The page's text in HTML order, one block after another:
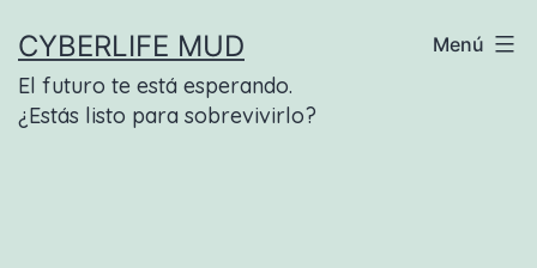
contenido
CYBERLIFE MUD
El futuro te está esperando.
¿Estás listo para sobrevivirlo?
Menú